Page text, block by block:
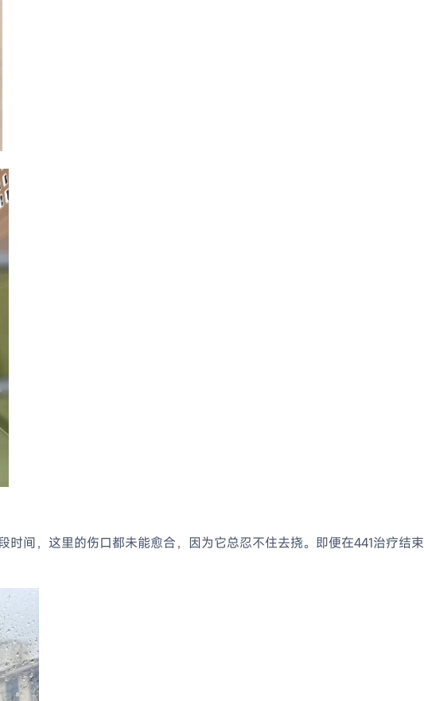
间，这里的伤口都未能愈合，因为它总忍不住去挠。即便在441治疗结束